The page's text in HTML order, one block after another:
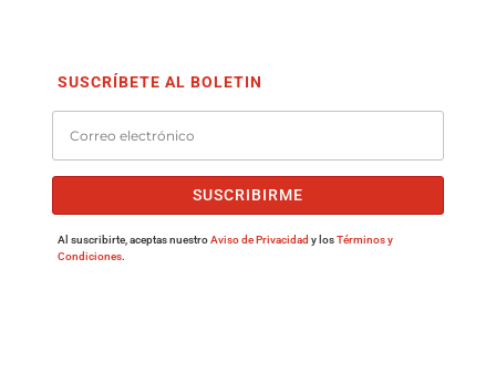
SUSCRÍBETE AL BOLETIN
SUSCRIBIRME
Al suscribirte, aceptas nuestroAviso de Privacidad y losTérminos y
Condiciones.